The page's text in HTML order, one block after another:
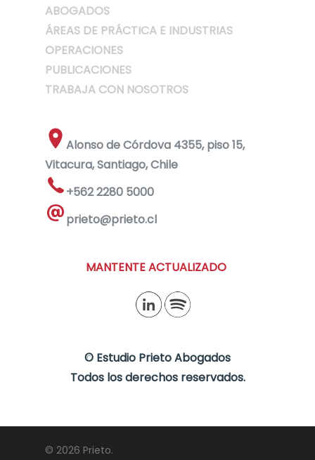
ABOGADOS
ÁREAS DE PRÁCTICA E INDUSTRIAS
OPERACIONES
PUBLICACIONES
TRABAJA CON NOSOTROS
Alonso de Córdova 4355, piso 15,
Vitacura, Santiago, Chile
+562 2280 5000
prieto@prieto.cl
MANTENTE ACTUALIZADO
© Estudio Prieto Abogados
Todos los derechos reservados.
© 2026 Prieto.